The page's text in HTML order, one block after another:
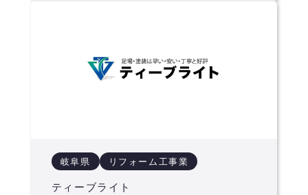
岐阜県 リフォーム工事業
ティーブライト